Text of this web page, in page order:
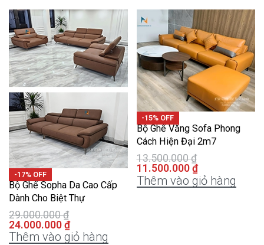
-17% OFF
Bộ Ghế Sopha Da Cao Cấp
Dành Cho Biệt Thự
29.000.000₫
24.000.000 ₫
Thêm vào giỏ hàng
-15% OFF
Bộ Ghế Văng Sofa Phong
Cách Hiện Đại 2m7
13.500.000₫
11.500.000 ₫
Thêm vào giỏ hàng